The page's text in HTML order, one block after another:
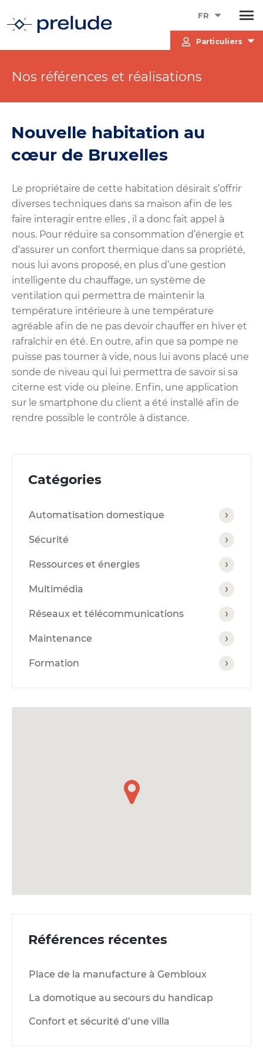
FR
Particuliers
Nos références et réalisations
Nouvelle habitation au
cœur de Bruxelles
Le propriétaire de cette habitation désirait s’offrir
diverses techniques dans sa maison afin de les
faire interagir entre elles , il a donc fait appel à
nous. Pour réduire sa consommation d’énergie et
d’assurer un confort thermique dans sa propriété,
nous lui avons proposé, en plus d’une gestion
intelligente du chauffage, un système de
ventilation qui permettra de maintenir la
température intérieure à une température
agréable afin de ne pas devoir chauffer en hiver et
rafraîchir en été. En outre, afin que sa pompe ne
puisse pas tourner à vide, nous lui avons placé une
sonde de niveau qui lui permettra de savoir si sa
citerne est vide ou pleine. Enfin, une application
sur le smartphone du client a été installé afin de
rendre possible le contrôle à distance.
Catégories
Automatisation domestique
Sécurité
Ressources et énergies
Multimédia
Réseaux et télécommunications
Maintenance
Formation
Références récentes
Place de la manufacture à Gembloux
La domotique au secours du handicap
Confort et sécurité d’une villa